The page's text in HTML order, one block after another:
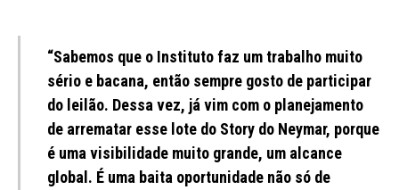
“Sabemos que o Instituto faz um trabalho muito
sério e bacana, então sempre gosto de participar
do leilão. Dessa vez, já vim com o planejamento
de arrematar esse lote do Story do Neymar, porque
é uma visibilidade muito grande, um alcance
global. É uma baita oportunidade não só de